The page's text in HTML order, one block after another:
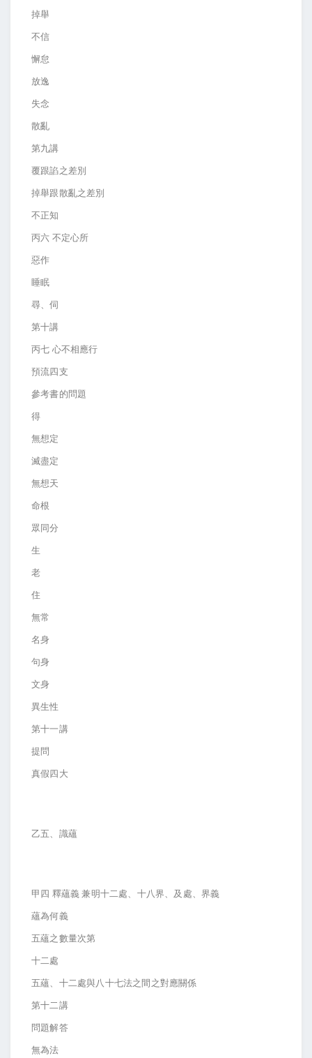
掉舉
不信
懈怠
放逸
失念
散亂
第九講
覆跟諂之差別
掉舉跟散亂之差別
不正知
丙六 不定心所
惡作
睡眠
尋、伺
第十講
丙七 心不相應行
預流四支
參考書的問題
得
無想定
滅盡定
無想天
命根
眾同分
生
老
住
無常
名身
句身
文身
異生性
第十一講
提問
真假四大
乙五、識蘊
甲四 釋蘊義 兼明十二處、十八界、及處、界義
蘊為何義
五蘊之數量次第
十二處
五蘊、十二處與八十七法之間之對應關係
第十二講
問題解答
無為法